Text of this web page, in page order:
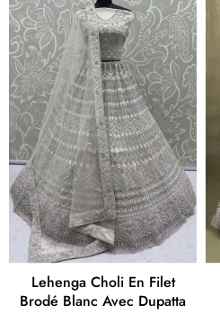
Lehenga Choli En Filet
Brodé Blanc Avec Dupatta